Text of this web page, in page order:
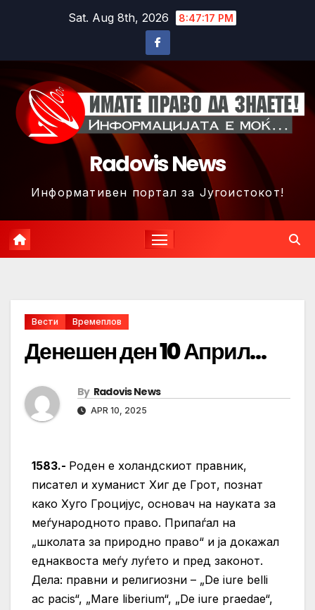
Sat. Aug 8th, 2026 8:47:20 PM
Radovis News
Информативен портал за Југоистокот!
Вести Времеплов
Денешен ден 10 Април…
By Radovis News
APR 10, 2025
1583.- Роден е холандскиот правник,
писател и хуманист Хиг де Грот, познат
како Хуго Гроцијус, основач на науката за
меѓународното право. Припаѓал на
„школата за природно право“ и ја докажал
еднаквоста меѓу луѓето и пред законот.
Дела: правни и религиозни – „De iure belli
ac pacis“, „Mare liberium“, „De iure praedae“,